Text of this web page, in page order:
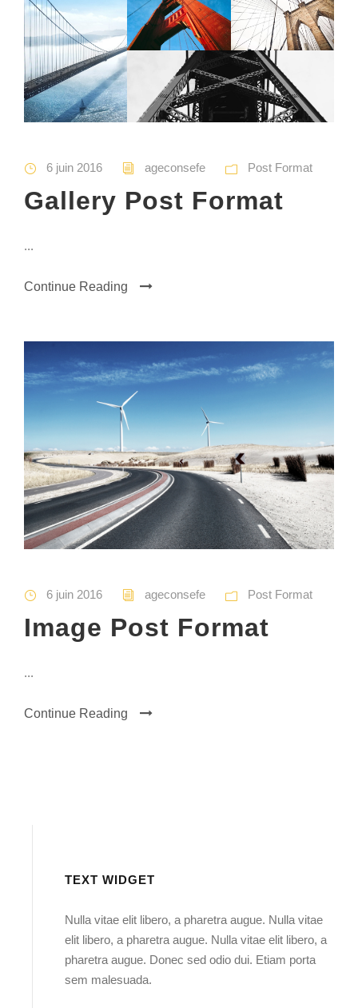
6 juin 2016 ageconsefe Post Format
Gallery Post Format
...
Continue Reading
6 juin 2016 ageconsefe Post Format
Image Post Format
...
Continue Reading
TEXT WIDGET
Nulla vitae elit libero, a pharetra augue. Nulla vitae
elit libero, a pharetra augue. Nulla vitae elit libero, a
pharetra augue. Donec sed odio dui. Etiam porta
sem malesuada.